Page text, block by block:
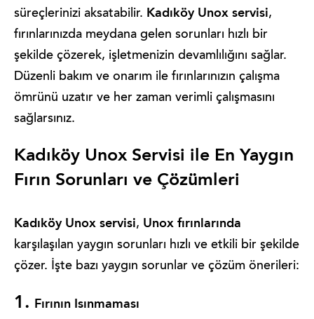
süreçlerinizi aksatabilir. Kadıköy Unox servisi,
fırınlarınızda meydana gelen sorunları hızlı bir
şekilde çözerek, işletmenizin devamlılığını sağlar.
Düzenli bakım ve onarım ile fırınlarınızın çalışma
ömrünü uzatır ve her zaman verimli çalışmasını
sağlarsınız.
Kadıköy Unox Servisi ile En Yaygın
Fırın Sorunları ve Çözümleri
Kadıköy Unox servisi, Unox fırınlarında
karşılaşılan yaygın sorunları hızlı ve etkili bir şekilde
çözer. İşte bazı yaygın sorunlar ve çözüm önerileri:
1. Fırının Isınmaması